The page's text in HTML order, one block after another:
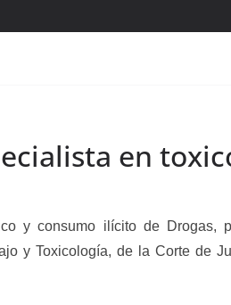
en
y consumo ilícito de
y Toxicología, de la Corte de